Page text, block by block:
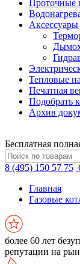
Проточные
Тепловые
Печатная
Подобрать
Архив
Бесплатная
8 (495) 150 57 75
Главная
Газовые
более 60 лет
репутации на